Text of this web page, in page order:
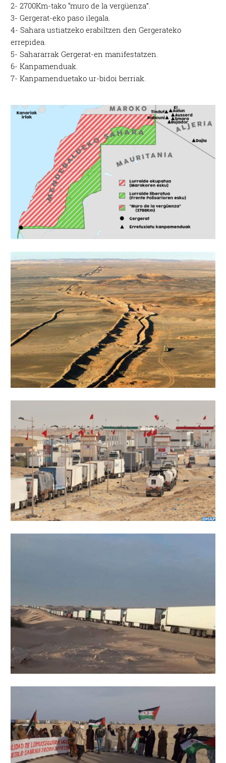
2- 2700Km-tako “muro de la vergüenza”.
3- Gergerat-eko paso ilegala.
4- Sahara ustiatzeko erabiltzen den Gergerateko
errepidea.
5- Sahararrak Gergerat-en manifestatzen.
6- Kanpamenduak.
7- Kanpamenduetako ur-bidoi berriak.